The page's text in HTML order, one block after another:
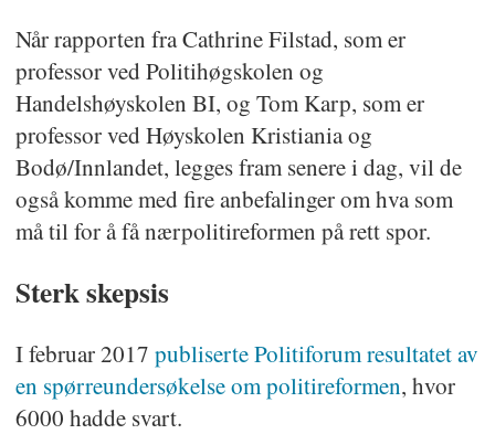
Når rapporten fra Cathrine Filstad, som er
professor ved Politihøgskolen og
Handelshøyskolen BI, og Tom Karp, som er
professor ved Høyskolen Kristiania og
Bodø/Innlandet, legges fram senere i dag, vil de
også komme med fire anbefalinger om hva som
må til for å få nærpolitireformen på rett spor.
Sterk skepsis
I februar 2017 publiserte Politiforum resultatet av
en spørreundersøkelse om politireformen, hvor
6000 hadde svart.